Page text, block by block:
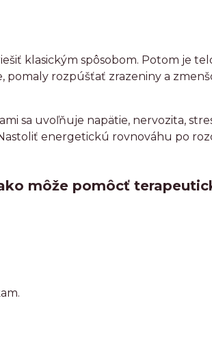
klasickým spôsobom. Potom je
pomaly rozpúšťať zrazeniny a
sa uvoľňuje napätie, nervozita,
energetickú rovnováhu po
môže pomôcť